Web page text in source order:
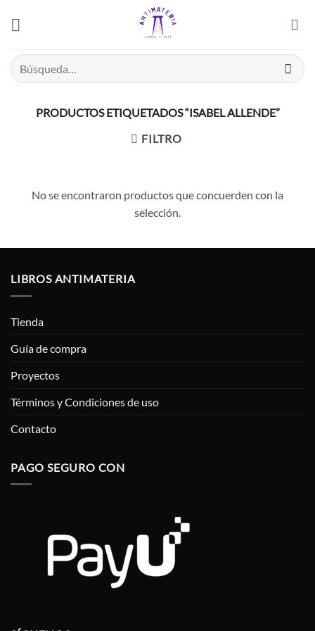
Buscar
por:
PRODUCTOS ETIQUETADOS “ISABEL ALLENDE”
FILTRO
No se encontraron productos que concuerden con la
selección.
LIBROS ANTIMATERIA
Tienda
Guía de compra
Proyectos
Términos y Condiciones de uso
Contacto
PAGO SEGURO CON